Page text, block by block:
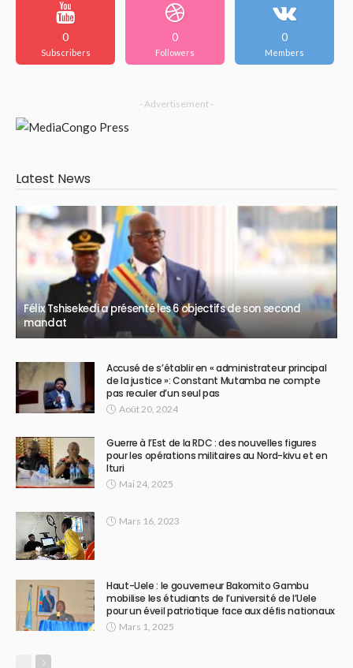
0
Subscribers
0
Followers
0
Members
- Advertisement -
Latest News
Félix Tshisekedi a présenté les 6 objectifs de son second
mandat
Accusé de s’établir en « administrateur principal
de la justice »: Constant Mutamba ne compte
pas reculer d’un seul pas
Août 20, 2024
Guerre à l’Est de la RDC : des nouvelles figures
pour les opérations militaires au Nord-kivu et en
Ituri
Mai 24, 2025
Mars 16, 2023
Haut-Uele : le gouverneur Bakomito Gambu
mobilise les étudiants de l’université de l’Uele
pour un éveil patriotique face aux défis nationaux
Mars 1, 2025